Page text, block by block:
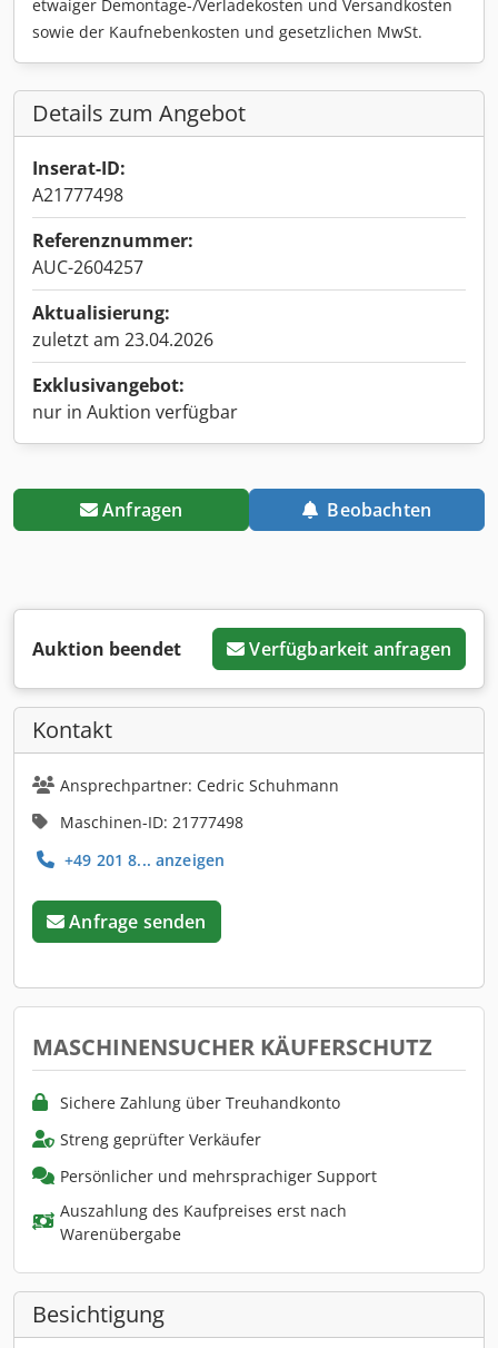
etwaiger Demontage-/Verladekosten und Versandkosten
sowie der Kaufnebenkosten und gesetzlichen MwSt.
Details zum Angebot
Inserat-ID:
A21777498
Referenznummer:
AUC-2604257
Aktualisierung:
zuletzt am 23.04.2026
Exklusivangebot:
nur in Auktion verfügbar
Anfragen Beobachten
Auktion beendet Verfügbarkeit anfragen
Kontakt
Ansprechpartner: Cedric Schuhmann
Maschinen-ID: 21777498
+49 201 8... anzeigen
Anfrage senden
MASCHINENSUCHER KÄUFERSCHUTZ
Sichere Zahlung über Treuhandkonto
Streng geprüfter Verkäufer
Persönlicher und mehrsprachiger Support
Auszahlung des Kaufpreises erst nach
Warenübergabe
Besichtigung